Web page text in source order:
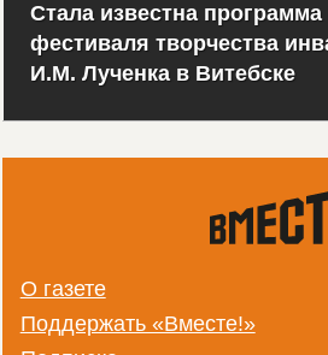
Стала известна
фестиваля творчества
И.М. Лученка в Витебске
О газете
Поддержать «Вместе!»